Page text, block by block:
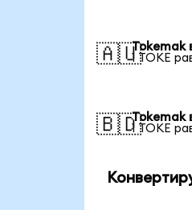
🇦🇺Tokemak
1 TOKE
🇧🇩Tokemak
1 TOKE